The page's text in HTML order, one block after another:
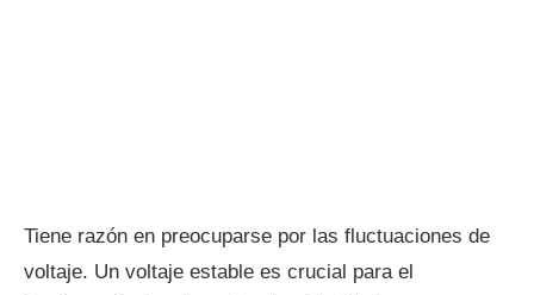
Tiene razón en preocuparse por las fluctuaciones de
voltaje. Un voltaje estable es crucial para el